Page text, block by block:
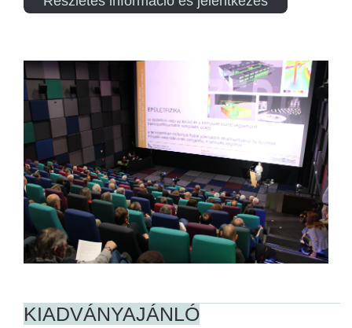
KIADVÁNYAJÁNLÓ